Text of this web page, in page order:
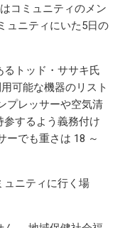
コミュニティのメン
ュニティにいた5日の
トッド・ササキ氏
可能な機器のリスト
プレッサーや空気清
するよう義務付け
ーでも重さは 18 ～
ュニティに行く場